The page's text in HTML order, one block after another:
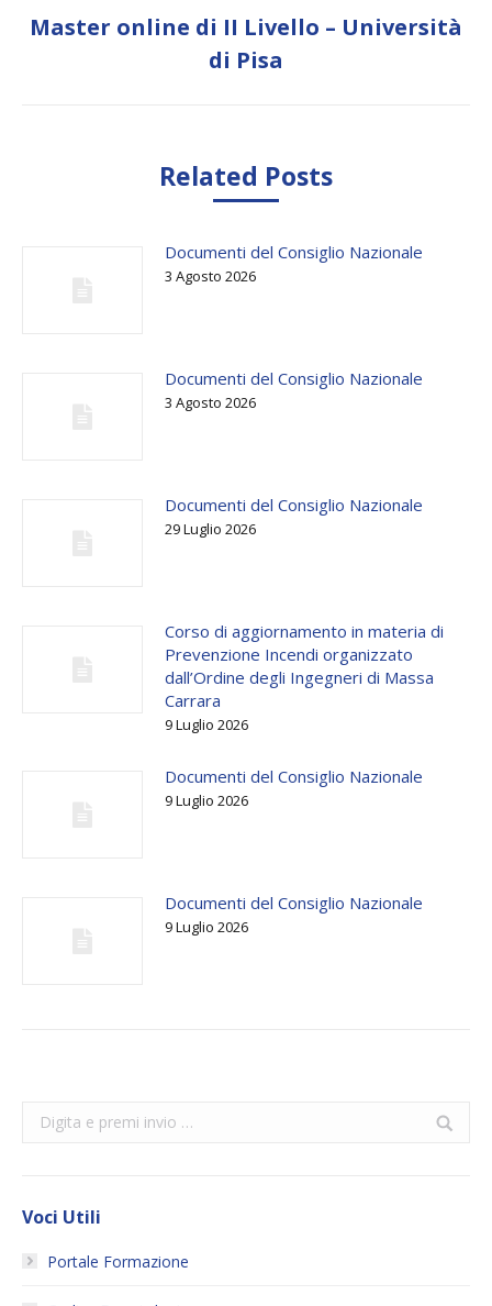
Next
post:
Master online di II Livello – Università
di Pisa
Related Posts
Documenti del Consiglio Nazionale
3 Agosto 2026
Documenti del Consiglio Nazionale
3 Agosto 2026
Documenti del Consiglio Nazionale
29 Luglio 2026
Corso di aggiornamento in materia di
Prevenzione Incendi organizzato
dall’Ordine degli Ingegneri di Massa
Carrara
9 Luglio 2026
Documenti del Consiglio Nazionale
9 Luglio 2026
Documenti del Consiglio Nazionale
9 Luglio 2026
Search:
Voci Utili
Portale Formazione